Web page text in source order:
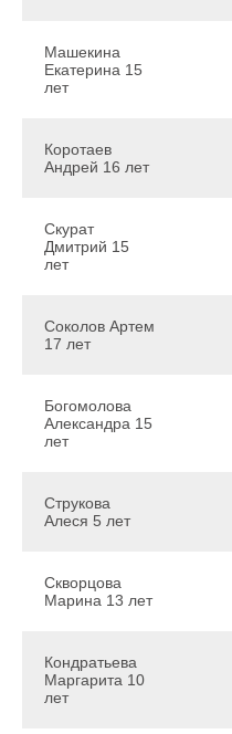
Машекина
Екатерина 15
лет
Коротаев
Андрей 16 лет
Скурат
Дмитрий 15
лет
Соколов Артем
17 лет
Богомолова
Александра 15
лет
Струкова
Алеся 5 лет
Скворцова
Марина 13 лет
Кондратьева
Маргарита 10
лет